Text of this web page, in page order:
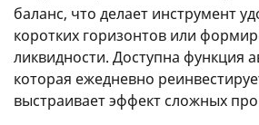
баланс, что делает инструмент
коротких горизонтов или
ликвидности. Доступна функция
которая ежедневно
выстраивает эффект сложных